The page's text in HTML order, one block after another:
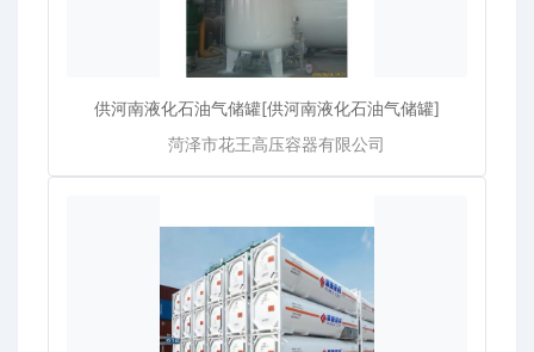
供河南液化石油气储罐[供河南液化石油气储罐]
菏泽市花王高压容器有限公司